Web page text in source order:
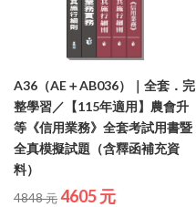
A36（AE＋AB036）｜全套．完
整學習／【115年適用】農會升
等《信用業務》全套考試用書暨
全真模擬試題（含釋函補充資
料）
4848 元4605 元